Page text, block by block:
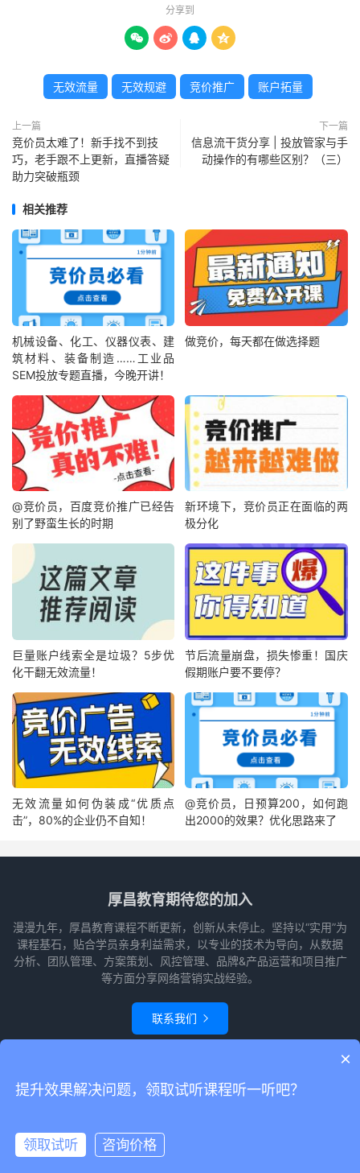
分享到
   
无效流量 无效规避 竞价推广 账户拓量
上一篇
竞价员太难了！新手找不到技
巧，老手跟不上更新，直播答疑
助力突破瓶颈
下一篇
信息流干货分享 | 投放管家与手
动操作的有哪些区别？（三）
相关推荐
机械设备、化工、仪器仪表、建
筑材料、装备制造……工业品
SEM投放专题直播，今晚开讲！
做竞价，每天都在做选择题
@竞价员，百度竞价推广已经告
别了野蛮生长的时期
新环境下，竞价员正在面临的两
极分化
巨量账户线索全是垃圾？5步优
化干翻无效流量！
节后流量崩盘，损失惨重！国庆
假期账户要不要停？
无效流量如何伪装成“优质点
击”，80%的企业仍不自知！
@竞价员，日预算200，如何跑
出2000的效果？优化思路来了
厚昌教育期待您的加入
漫漫九年，厚昌教育课程不断更新，创新从未停止。坚持以“实用”为
课程基石，贴合学员亲身利益需求，以专业的技术为导向，从数据
分析、团队管理、方案策划、风控管理、品牌&产品运营和项目推广
等方面分享网络营销实战经验。
联系我们 
© 2010-2026赵阳竞价培训-厚昌教育本站主题由themebetter
地图
×
提升效果解决问题，领取试听课程听一听吧？
领取试听
咨询价格
领取试听